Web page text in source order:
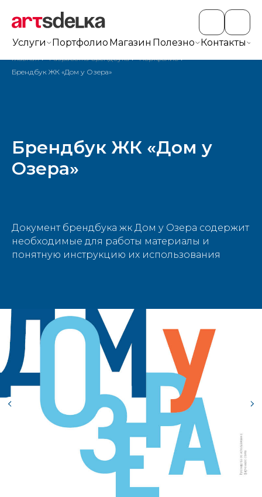
Услуги Портфолио Магазин Полезно Контакты
Главная / Разработка брендбука / Портфолио /
Брендбук ЖК «Дом у Озера»
Брендбук ЖК «Дом у
Озера»
Документ брендбука жк Дом у Озера содержит
необходимые для работы материалы и
понятную инструкцию их использования